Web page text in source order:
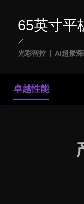
65英寸平
光彩智控 AI超景
卓越性能